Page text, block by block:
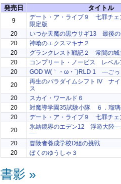
発売日 タイトル
9
デート・ア・ライブ９ 七罪チ
限定版
20
いつか天魔の黒ウサギ13 最後
20
神喰のエクスマキナ２
20
グランクレスト戦記２ 常闇の城
20
コンプリート・ノービス レベル
20
GOD W(｀・ω・´)RLD 1 ―ご
20
再生のパラダイムシフト IV ナ
ス
20
スカイ・ワールド６
20
対魔導学園35試験小隊 ６．瑠璃
20
デート・ア・ライブ９ 七罪チェ
20
氷結鏡界のエデン12 浮遊大陸―
―
20
冒険者養成学校D組の挑戦
20
ぼくのゆうしゃ３
書影 »